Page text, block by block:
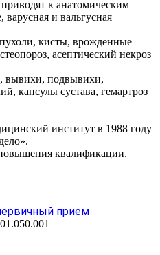
к анатомическим
и вальгусная
кисты, врожденные
асептический некроз
вывихи, подвывихи,
капсулы сустава, гемартроз
институт в 1988 году
квалификации.
прием